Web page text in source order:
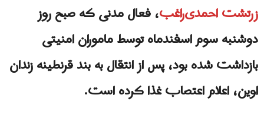
زرتشت احمدی‌راغب، فعال مدنی که صبح روز
دوشنبه سوم اسفندماه توسط ماموران امنیتی
بازداشت شده بود، پس از انتقال به بند قرنطینه زندان
اوین، اعلام اعتصاب غذا کرده است.